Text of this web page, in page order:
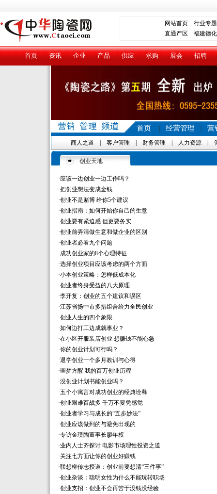
网站首页
行业专题
直通产区 福建德化
首页 资讯 企业 产品 供应 求购 展会 招聘
首页 经营管理 营
商人之道 客户管理 财务管理 人力资源
创业天地
·应该一边创业一边工作吗？
·把创业想法变成金钱
·创业不是赌博 给你5个建议
·创业指南：如何开始你自己的生意
·创业要有紧迫感 但更要务实
·创业前弄清做生意和做企业的区别
·创业者必看九个问题
·成功创业家的8个心理特征
·选择创业项目应该考虑的两个方面
·小本创业策略：怎样低成本化
·创业者终身受益的八大原理
·李开复：创业的五个建议和误区
·江苏省扬中市多措组合给力全民创业
·创业人生的四个象限
·如何边打工边成就事业？
·在小区开服装店创业 想赚钱不能心急
·你的创业计划可行吗？
·退学创业一个多月教训与心得
·噩梦方醒 我的百万创业历程
·没创业计划书能创业吗？
·五个小寓言对成功创业的经典诠释
·创业艰难百战多 千万不要凭感觉
·创业者学习与成长的“五步妙法”
·创业应该做到的与避免出现的
·专访金璞陶董事长廖年权
·业内人士齐探讨 电影市场理性投资之道
·关注七方面让你的创业好赚钱
·联想柳传志授道：创业前要想清“三件事”
·创业杂谈：聪明女性为什么不能玩转职场
·创业支招：创业不会再苦于没钱没经验